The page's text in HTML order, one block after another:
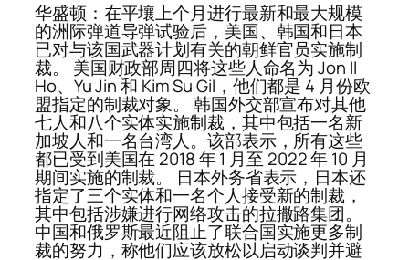
华盛顿：在平壤上个月进行最新和最大规模
的洲际弹道导弹试验后，美国、韩国和日本
已对与该国武器计划有关的朝鲜官员实施制
裁。 美国财政部周四将这些人命名为 Jon Il
Ho、Yu Jin 和 Kim Su Gil，他们都是 4 月份欧
盟指定的制裁对象。 韩国外交部宣布对其他
七人和八个实体实施制裁，其中包括一名新
加坡人和一名台湾人。该部表示，所有这些
都已受到美国在 2018 年 1 月至 2022 年 10 月
期间实施的制裁。 日本外务省表示，日本还
指定了三个实体和一名个人接受新的制裁，
其中包括涉嫌进行网络攻击的拉撒路集团。
中国和俄罗斯最近阻止了联合国实施更多制
裁的努力，称他们应该放松以启动谈判并避